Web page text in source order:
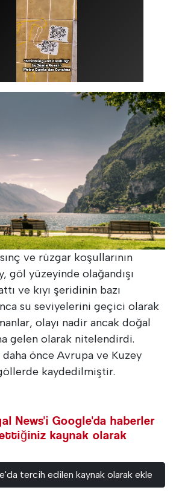
ve rüzgar koşullarının
göl yüzeyinde olağandışı
ve kıyı şeridinin bazı
su seviyelerini geçici olarak
olayı nadir ancak doğal
gelen olarak nitelendirdi.
önce Avrupa ve Kuzey
kaydedilmiştir.
News'i Google'da haberler
kaynak olarak
tercih edilen kaynak olarak ekle